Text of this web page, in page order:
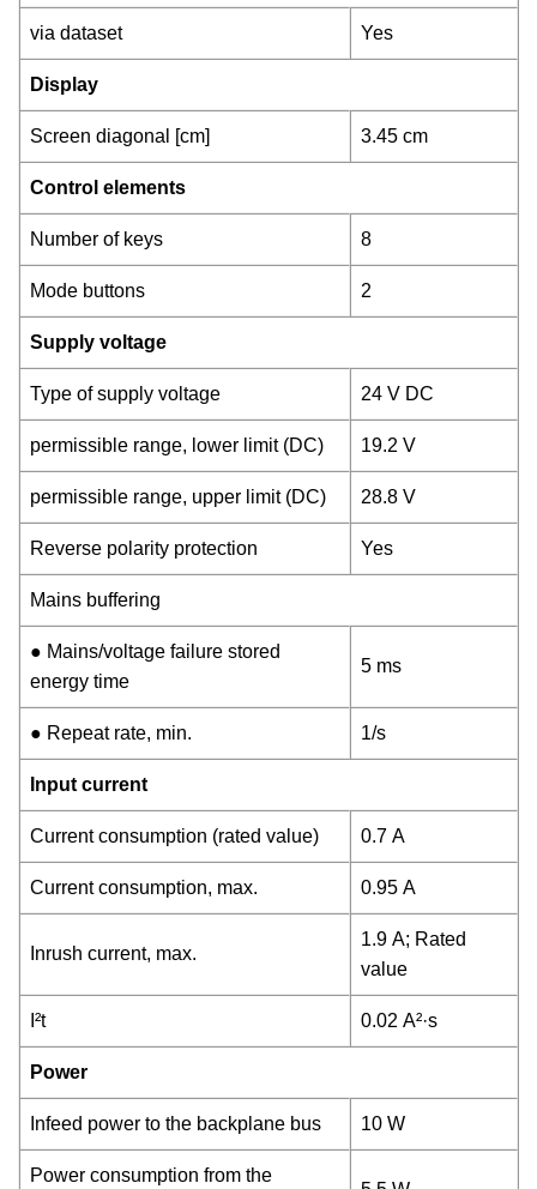
via dataset Yes
Display
Screen diagonal [cm] 3.45 cm
Control elements
Number of keys 8
Mode buttons 2
Supply voltage
Type of supply voltage 24 V DC
permissible range, lower limit (DC) 19.2 V
permissible range, upper limit (DC) 28.8 V
Reverse polarity protection Yes
Mains buffering
● Mains/voltage failure stored
energy time
5 ms
● Repeat rate, min. 1/s
Input current
Current consumption (rated value) 0.7 A
Current consumption, max. 0.95 A
Inrush current, max.
1.9 A; Rated
value
I²t 0.02 A²·s
Power
Infeed power to the backplane bus 10 W
Power consumption from the